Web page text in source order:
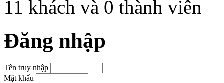
11 khách và 0 thành viên
Đăng nhập
Tên truy nhập
Mật khẩu